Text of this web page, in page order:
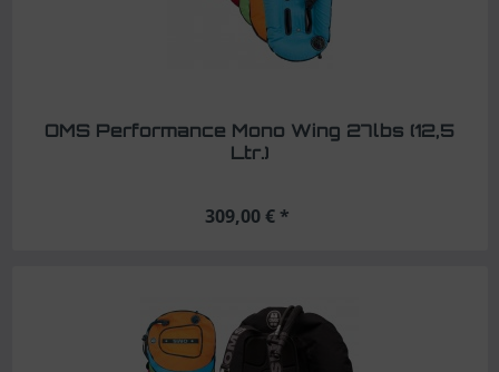
OMS Performance Mono Wing 27lbs (12,5
Ltr.)
309,00 € *